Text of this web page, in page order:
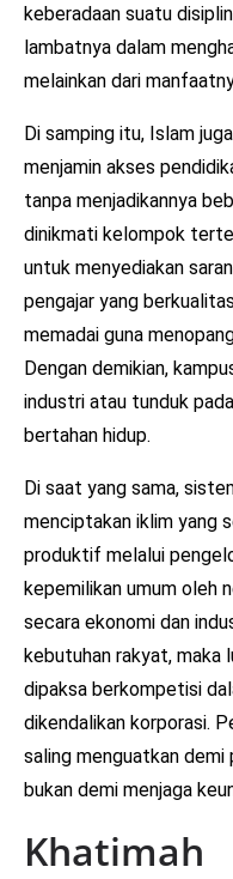
keberadaan suatu
lambatnya dalam
melainkan dari
Di samping itu, Islam
menjamin akses
tanpa menjadikannya
dinikmati kelompok
untuk menyediakan
pengajar yang
memadai guna
Dengan demikian,
industri atau tunduk
bertahan hidup.
Di saat yang sama,
menciptakan iklim yang
produktif melalui
kepemilikan umum oleh
secara ekonomi dan
kebutuhan rakyat, maka
dipaksa berkompetisi
dikendalikan korporasi.
saling menguatkan demi
bukan demi menjaga
Khatimah